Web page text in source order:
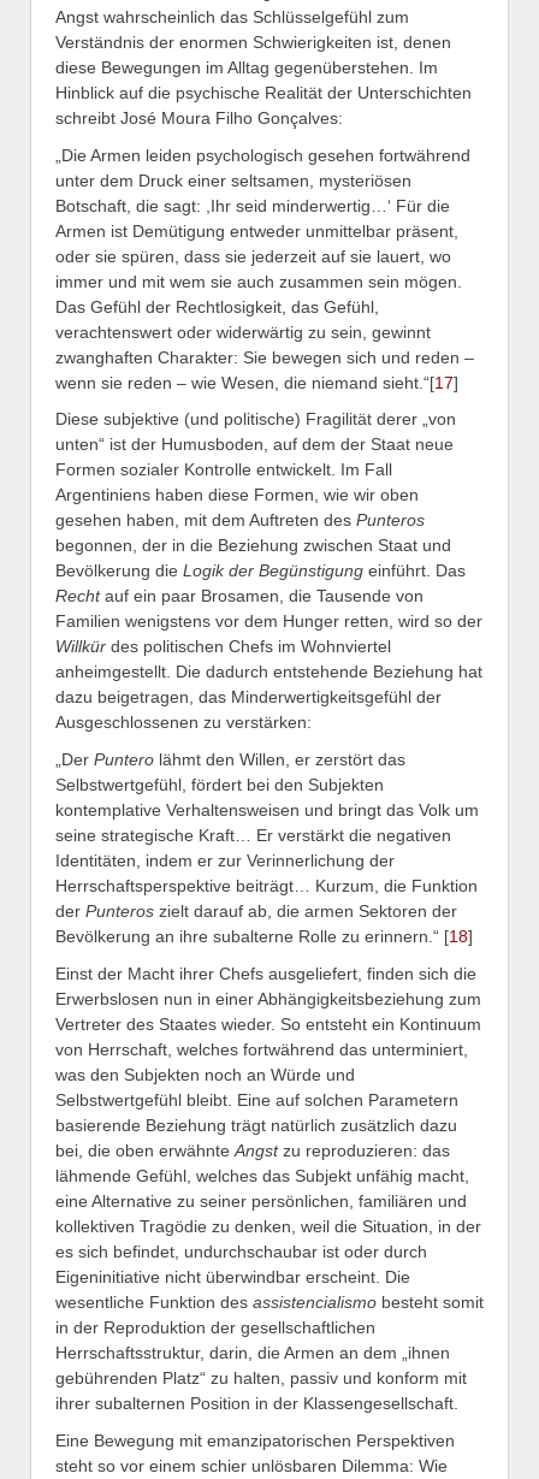
Angst wahrscheinlich das Schlüsselgefühl zum
Verständnis der enormen Schwierigkeiten ist, denen
diese Bewegungen im Alltag gegenüberstehen. Im
Hinblick auf die psychische Realität der Unterschichten
schreibt José Moura Filho Gonçalves:
„Die Armen leiden psychologisch gesehen fortwährend
unter dem Druck einer seltsamen, mysteriösen
Botschaft, die sagt: ,Ihr seid minderwertig…‘ Für die
Armen ist Demütigung entweder unmittelbar präsent,
oder sie spüren, dass sie jederzeit auf sie lauert, wo
immer und mit wem sie auch zusammen sein mögen.
Das Gefühl der Rechtlosigkeit, das Gefühl,
verachtenswert oder widerwärtig zu sein, gewinnt
zwanghaften Charakter: Sie bewegen sich und reden –
wenn sie reden – wie Wesen, die niemand sieht.“[17]
Diese subjektive (und politische) Fragilität derer „von
unten“ ist der Humusboden, auf dem der Staat neue
Formen sozialer Kontrolle entwickelt. Im Fall
Argentiniens haben diese Formen, wie wir oben
gesehen haben, mit dem Auftreten des Punteros
begonnen, der in die Beziehung zwischen Staat und
Bevölkerung die Logik der Begünstigung einführt. Das
Rechtauf ein paar Brosamen, die Tausende von
Familien wenigstens vor dem Hunger retten, wird so der
Willkür des politischen Chefs im Wohnviertel
anheimgestellt. Die dadurch entstehende Beziehung hat
dazu beigetragen, das Minderwertigkeitsgefühl der
Ausgeschlossenen zu verstärken:
„Der Puntero lähmt den Willen, er zerstört das
Selbstwertgefühl, fördert bei den Subjekten
kontemplative Verhaltensweisen und bringt das Volk um
seine strategische Kraft… Er verstärkt die negativen
Identitäten, indem er zur Verinnerlichung der
Herrschaftsperspektive beiträgt… Kurzum, die Funktion
der Punteros zielt darauf ab, die armen Sektoren der
Bevölkerung an ihre subalterne Rolle zu erinnern.“ [18]
Einst der Macht ihrer Chefs ausgeliefert, finden sich die
Erwerbslosen nun in einer Abhängigkeitsbeziehung zum
Vertreter des Staates wieder. So entsteht ein Kontinuum
von Herrschaft, welches fortwährend das unterminiert,
was den Subjekten noch an Würde und
Selbstwertgefühl bleibt. Eine auf solchen Parametern
basierende Beziehung trägt natürlich zusätzlich dazu
bei, die oben erwähnte Angstzu reproduzieren: das
lähmende Gefühl, welches das Subjekt unfähig macht,
eine Alternative zu seiner persönlichen, familiären und
kollektiven Tragödie zu denken, weil die Situation, in der
es sich befindet, undurchschaubar ist oder durch
Eigeninitiative nicht überwindbar erscheint. Die
wesentliche Funktion des assistencialismo besteht somit
in der Reproduktion der gesellschaftlichen
Herrschaftsstruktur, darin, die Armen an dem „ihnen
gebührenden Platz“ zu halten, passiv und konform mit
ihrer subalternen Position in der Klassengesellschaft.
Eine Bewegung mit emanzipatorischen Perspektiven
steht so vor einem schier unlösbaren Dilemma: Wie